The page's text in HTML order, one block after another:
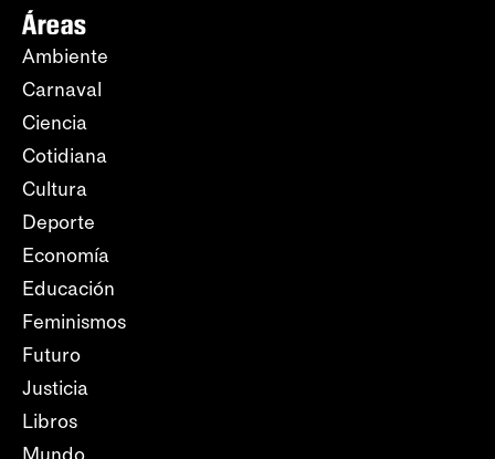
Áreas
Ambiente
Carnaval
Ciencia
Cotidiana
Cultura
Deporte
Economía
Educación
Feminismos
Futuro
Justicia
Libros